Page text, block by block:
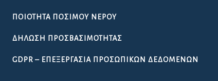
ΠΟΙΌΤΗΤΑ ΠΌΣΙΜΟΥ ΝΕΡΟΎ
ΔΉΛΩΣΗ ΠΡΟΣΒΑΣΙΜΌΤΗΤΑΣ
GDPR – ΕΠΕΞΕΡΓΑΣΙΑ ΠΡΟΣΩΠΙΚΩΝ ΔΕΔΟΜΕΝΩΝ